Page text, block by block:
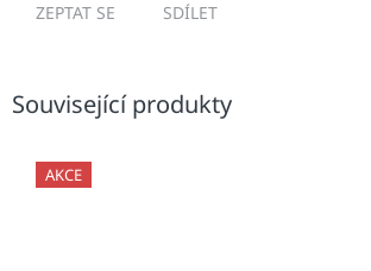
ZEPTAT SE SDÍLET
Související produkty
AKCE